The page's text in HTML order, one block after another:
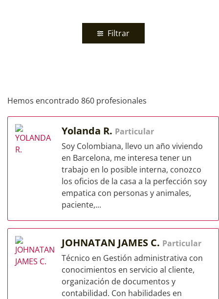
Filtrar
Hemos encontrado 860 profesionales
Yolanda R. Particular
Soy Colombiana, llevo un año viviendo
en Barcelona, me interesa tener un
trabajo en lo posible interna, conozco
los oficios de la casa a la perfección soy
empatica con personas y animales,
paciente,...
JOHNATAN JAMES C. Particular
Técnico en Gestión administrativa con
conocimientos en servicio al cliente,
organización de documentos y
contabilidad. Con habilidades en